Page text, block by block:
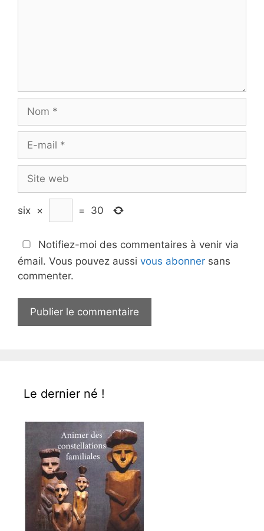
Nom
Site
web
six × = 30
Notifiez-moi des commentaires à venir via
émail. Vous pouvez aussi vous abonner sans
commenter.
Le dernier né !